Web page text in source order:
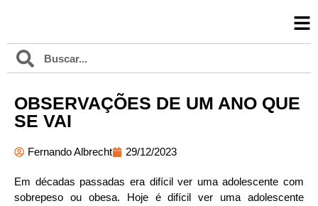
OBSERVAÇÕES DE UM ANO QUE
SE VAI
Fernando Albrecht 29/12/2023
Em décadas passadas era difícil ver uma adolescente com
sobrepeso ou obesa. Hoje é difícil ver uma adolescente